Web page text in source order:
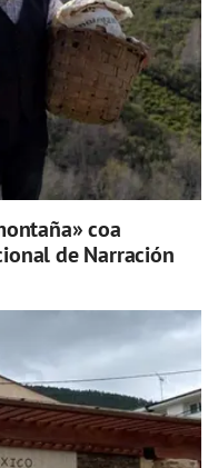
coa
de Narración